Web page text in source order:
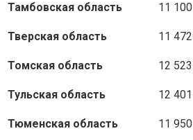
Тамбовская область 11 100
Тверская область 11 472
Томская область 12 523
Тульская область 12 401
Тюменская область 11 950